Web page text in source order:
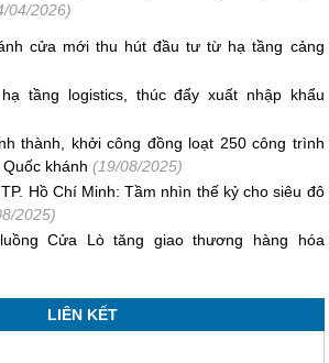
04/2026)
cửa mới thu hút đầu tư từ hạ tầng cảng
tầng logistics, thúc đẩy xuất nhập khẩu
thành, khởi công đồng loạt 250 công trình
khánh (19/08/2025)
Hồ Chí Minh: Tầm nhìn thế kỷ cho siêu đô
2025)
Cửa Lò tăng giao thương hàng hóa
LIÊN KẾT